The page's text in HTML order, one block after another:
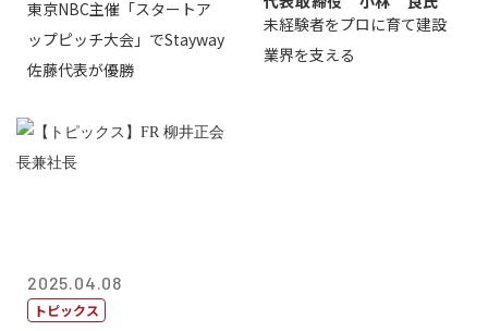
東京NBC主催「スタートア
ップピッチ大会」でStayway
佐藤代表が優勝
未経験者をプロに育て建設
業界を支える
2025.04.08
トピックス